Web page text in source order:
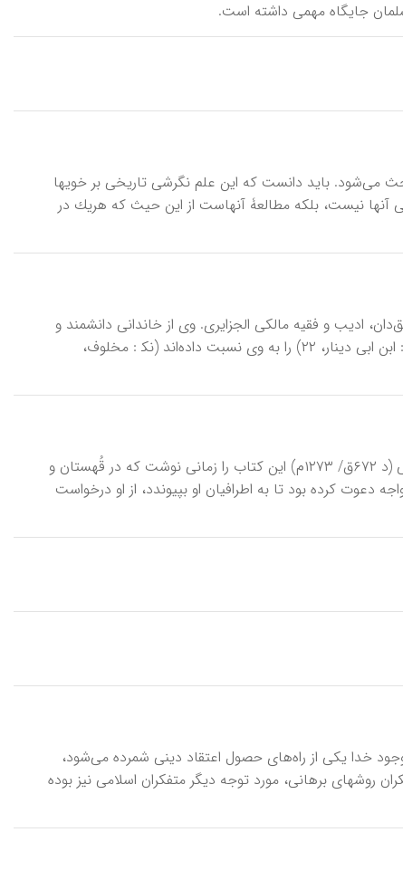
جایگاه مهمی داشته است.
می‌شود. باید دانست‌ كه‌ این‌ علم‌ نگرشی‌ تاریخی بر خویها
آنها نیست‌، بلكه‌ مطالعۀ آنهاست‌ از این‌ حیث‌ كه‌ هریك‌ در
بن سیدی محمدالصغیربن عامر (د ۹۸۳ق/ ۱۵۷۵م)، منطق‌دان، ادیب و فقیه مالکی الجزایری. وی از خاندانی دانشمند و
پرهیزگار بوده است و کشف قبر پیامبری به نام خالد ابن سنان عبسی (ه‍ م، نیز نک‍ : ابن ابی دینار، ۲۲) را به وی نسبت داده‌اند (نک‍ : مخلوف،
اَخْلاقِ ناصِری‌، مهم‌ترین رساله‌ در حكمت‌ عملی‌ در دورۀ اسلامی‌. خواجه نصیر طوسی‌ (د ۶۷۲ق‌/ ۱۲۷۳م‌) این كتاب‌ را زمانی‌ نوشت‌ كه‌ در قُهستان‌ و
دعوت‌ كرده‌ بود تا به‌ اطرافیان او بپیوندد، از او درخواست
خدا یكی از راه‌های حصول اعتقاد دینی شمرده می‌شود،
روشهای برهانی، مورد توجه دیگر متفكران اسلامی نیز بوده